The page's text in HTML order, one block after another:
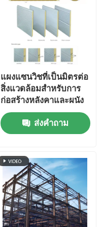
แผงแซนวิชที่เป็นมิตรต่อ
สิ่งแวดล้อมสำหรับการ
ก่อสร้างหลังคาและผนัง
ส่งคำถาม